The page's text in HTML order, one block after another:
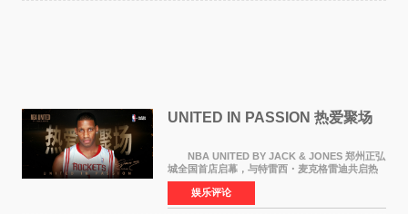
UNITED IN PASSION 热爱聚场
NBA UNITED BY JACK & JONES 郑州正弘
城全国首店启幕，与特雷西・麦克格雷迪共启热
爱 2026 年7 月21 日，
NBAUNITEDBYJACK&JONES 全国首店，于郑
州正弘城正式启幕。NBA 传奇球星
娱乐评论